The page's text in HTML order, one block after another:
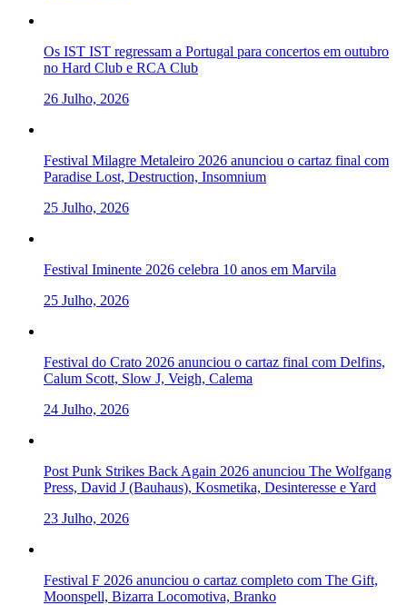
Os IST IST regressam a Portugal para concertos em outubro
no Hard Club e RCA Club
26 Julho, 2026
Festival Milagre Metaleiro 2026 anunciou o cartaz final com
Paradise Lost, Destruction, Insomnium
25 Julho, 2026
Festival Iminente 2026 celebra 10 anos em Marvila
25 Julho, 2026
Festival do Crato 2026 anunciou o cartaz final com Delfins,
Calum Scott, Slow J, Veigh, Calema
24 Julho, 2026
Post Punk Strikes Back Again 2026 anunciou The Wolfgang
Press, David J (Bauhaus), Kosmetika, Desinteresse e Yard
23 Julho, 2026
Festival F 2026 anunciou o cartaz completo com The Gift,
Moonspell, Bizarra Locomotiva, Branko